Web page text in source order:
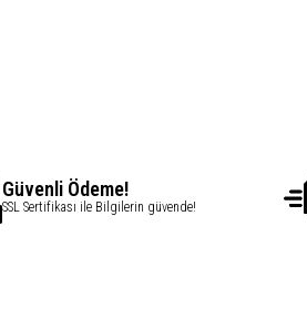
Güvenli Ödeme!
SSL Sertifikası ile Bilgilerin güvende!